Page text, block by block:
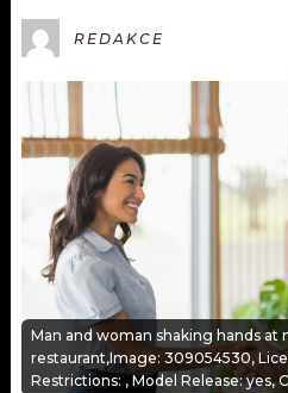
KALENDÁŘ
KVÍZY
VIP
TRENDY
KULTURA
MIX
OSTATNÍ
PROGRAM
PLAYLIST
JAK NALADIT
REDAKCE
Man and woman shaking hands at
restaurant,Image: 309054530,
Restrictions: , Model Release: yes,